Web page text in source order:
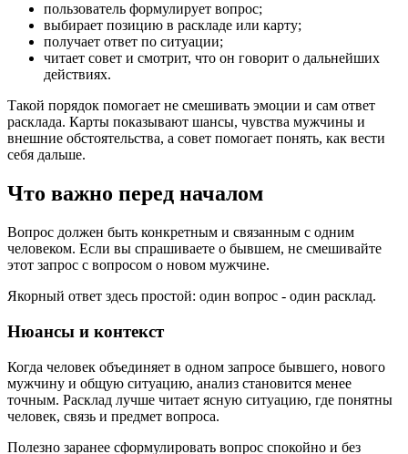
пользователь формулирует вопрос;
выбирает позицию в раскладе или карту;
получает ответ по ситуации;
читает совет и смотрит, что он говорит о дальнейших
действиях.
Такой порядок помогает не смешивать эмоции и сам ответ
расклада. Карты показывают шансы, чувства мужчины и
внешние обстоятельства, а совет помогает понять, как вести
себя дальше.
Что важно перед началом
Вопрос должен быть конкретным и связанным с одним
человеком. Если вы спрашиваете о бывшем, не смешивайте
этот запрос с вопросом о новом мужчине.
Якорный ответ здесь простой: один вопрос - один расклад.
Нюансы и контекст
Когда человек объединяет в одном запросе бывшего, нового
мужчину и общую ситуацию, анализ становится менее
точным. Расклад лучше читает ясную ситуацию, где понятны
человек, связь и предмет вопроса.
Полезно заранее сформулировать вопрос спокойно и без